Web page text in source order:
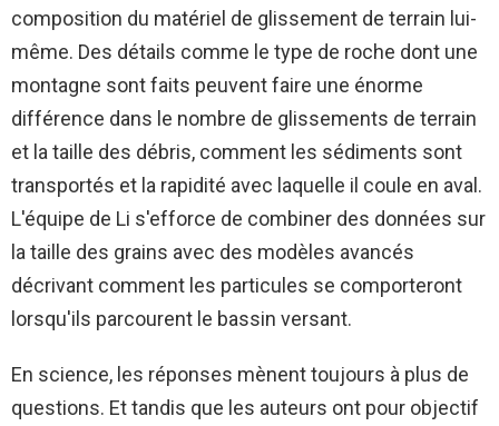
composition du matériel de glissement de terrain lui-
même. Des détails comme le type de roche dont une
montagne sont faits peuvent faire une énorme
différence dans le nombre de glissements de terrain
et la taille des débris, comment les sédiments sont
transportés et la rapidité avec laquelle il coule en aval.
L'équipe de Li s'efforce de combiner des données sur
la taille des grains avec des modèles avancés
décrivant comment les particules se comporteront
lorsqu'ils parcourent le bassin versant.
En science, les réponses mènent toujours à plus de
questions. Et tandis que les auteurs ont pour objectif